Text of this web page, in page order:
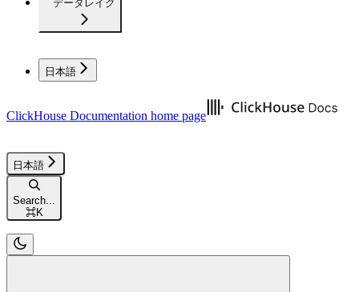
データレイク
日本語
ClickHouse Documentation home page
日本語
Search...
⌘K